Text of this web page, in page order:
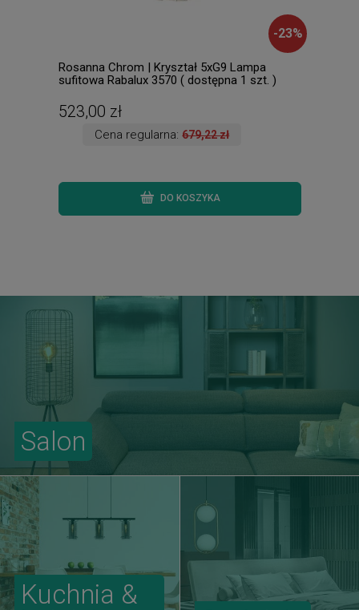
-23%
Rosanna Chrom | Kryształ 5xG9 Lampa
sufitowa Rabalux 3570 ( dostępna 1 szt. )
523,00 zł
Cena regularna:679,22 zł
DO KOSZYKA
Salon
Kuchnia &